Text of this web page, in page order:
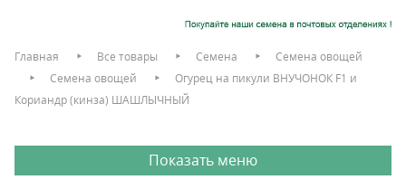
Главная Все товары Семена
Семена овощей
Семена овощей
Огурец на пикули ВНУЧОНОК F1 и
Кориандр (кинза) ШАШЛЫЧНЫЙ